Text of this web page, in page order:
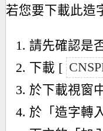
若您要下載此造
請先確認是
下載 [
於下載視窗
於「造字轉